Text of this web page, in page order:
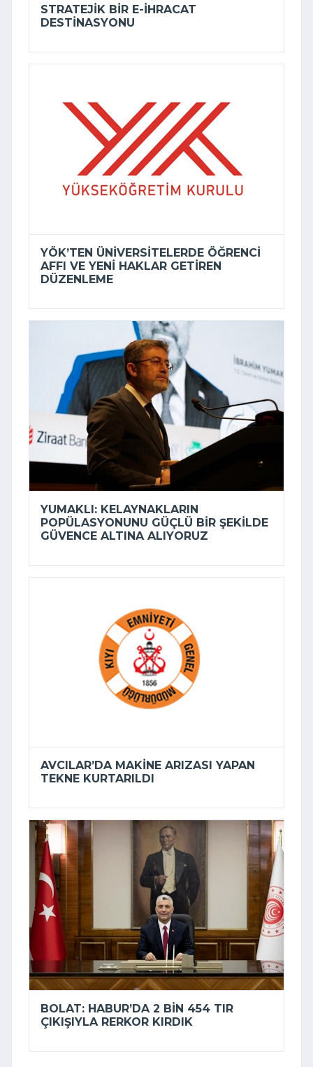
STRATEJIK BIR E-İHRACAT
DESTINASYONU
YÖK’TEN ÜNIVERSITELERDE ÖĞRENCI
AFFI VE YENI HAKLAR GETIREN
DÜZENLEME
YUMAKLI: KELAYNAKLARIN
POPÜLASYONUNU GÜÇLÜ BIR ŞEKILDE
GÜVENCE ALTINA ALIYORUZ
AVCILAR’DA MAKINE ARIZASI YAPAN
TEKNE KURTARILDI
BOLAT: HABUR’DA 2 BIN 454 TIR
ÇIKIŞIYLA RERKOR KIRDIK